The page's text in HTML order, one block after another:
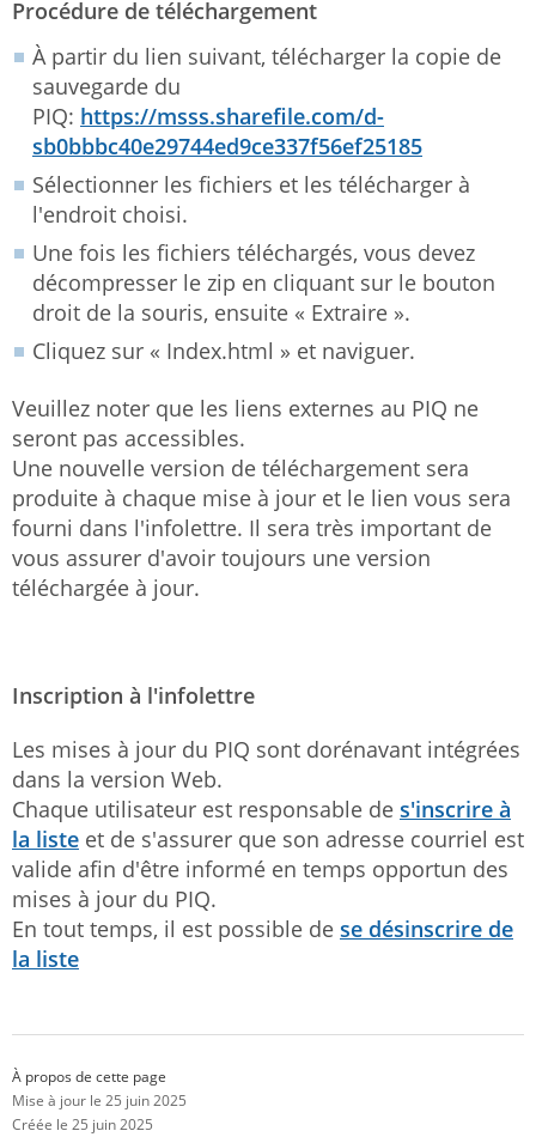
Procédure de téléchargement
À partir du lien suivant, télécharger la copie de
sauvegarde du
PIQ: https://msss.sharefile.com/d-
sb0bbbc40e29744ed9ce337f56ef25185
Sélectionner les fichiers et les télécharger à
l'endroit choisi.
Une fois les fichiers téléchargés, vous devez
décompresser le zip en cliquant sur le bouton
droit de la souris, ensuite « Extraire ».
Cliquez sur « Index.html » et naviguer.
Veuillez noter que les liens externes au PIQ ne
seront pas accessibles.
Une nouvelle version de téléchargement sera
produite à chaque mise à jour et le lien vous sera
fourni dans l'infolettre. Il sera très important de
vous assurer d'avoir toujours une version
téléchargée à jour.
Inscription à l'infolettre
Les mises à jour du PIQ sont dorénavant intégrées
dans la version Web.
Chaque utilisateur est responsable de s'inscrire à
la liste et de s'assurer que son adresse courriel est
valide afin d'être informé en temps opportun des
mises à jour du PIQ.
En tout temps, il est possible de se désinscrire de
la liste
À propos de cette page
Mise à jour le 25 juin 2025
Créée le 25 juin 2025